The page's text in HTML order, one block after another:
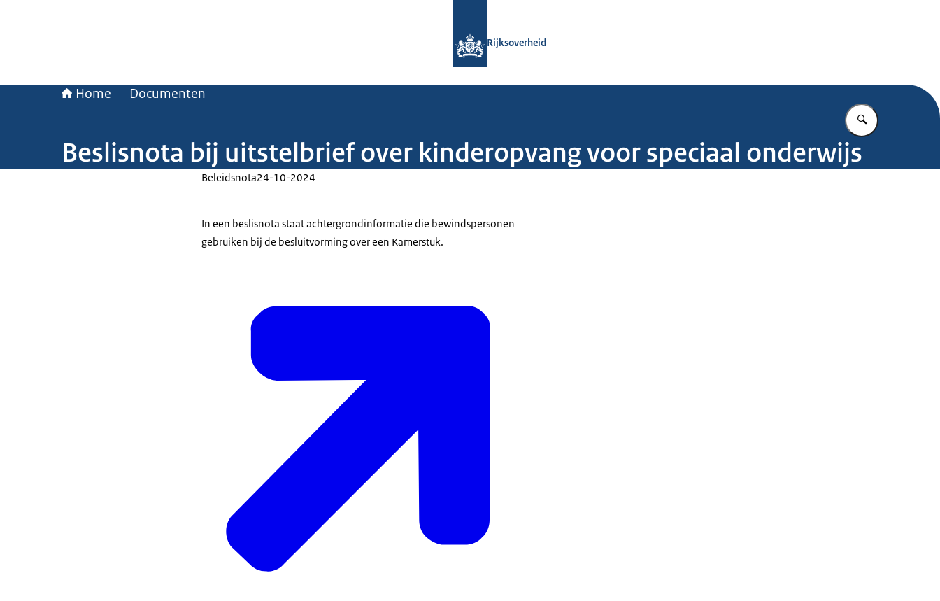
Rijksoverheid
Home Documenten
Vul in wat u
Beslisnota bij uitstelbrief over kinderopvang voor speciaal onderwijs
Beleidsnota24-10-2024
In een beslisnota staat achtergrondinformatie die bewindspersonen
gebruiken bij de besluitvorming over een Kamerstuk.